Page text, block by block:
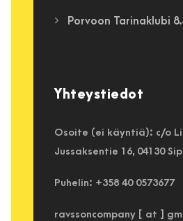
Porvoon Tarinaklubi
Yhteystiedot
Osoite (ei käyntiä): c/o
Jussaksentie 16, 04130
Puhelin: +358 40 0573677
ravssoncompany [ at ]